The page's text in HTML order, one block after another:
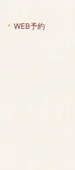
WEB予約